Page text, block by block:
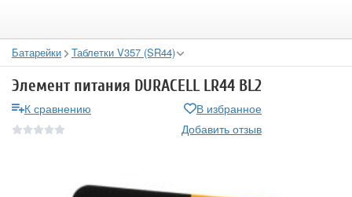
Батарейки Таблетки V357 (SR44)
Элемент питания DURACELL LR44 BL2
К сравнению
В избранное
Добавить отзыв